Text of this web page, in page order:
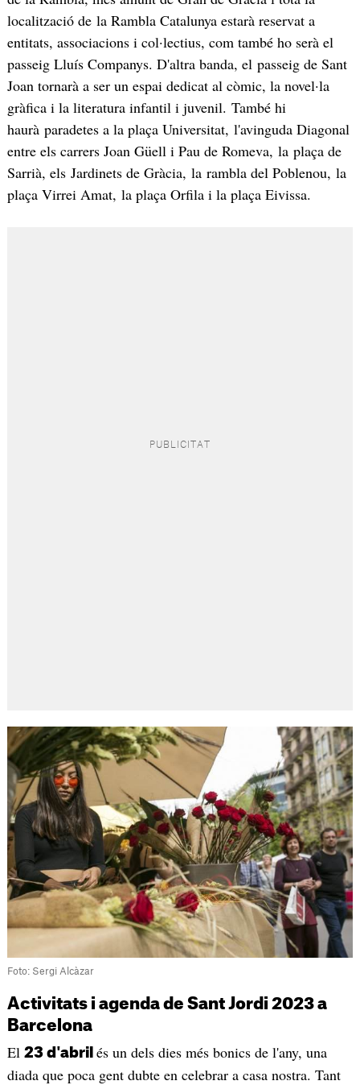
localització de la Rambla Catalunya estarà reservat a
entitats, associacions i col·lectius, com també ho serà el
passeig Lluís Companys. D'altra banda, el passeig de Sant
Joan tornarà a ser un espai dedicat al còmic, la novel·la
gràfica i la literatura infantil i juvenil. També hi
haurà paradetes a la plaça Universitat, l'avinguda Diagonal
entre els carrers Joan Güell i Pau de Romeva, la plaça de
Sarrià, els Jardinets de Gràcia, la rambla del Poblenou, la
plaça Virrei Amat, la plaça Orfila i la plaça Eivissa.
Foto: Sergi Alcàzar
Activitats i agenda de Sant Jordi 2023 a
Barcelona
El 23 d'abril és un dels dies més bonics de l'any, una
diada que poca gent dubte en celebrar a casa nostra. Tant